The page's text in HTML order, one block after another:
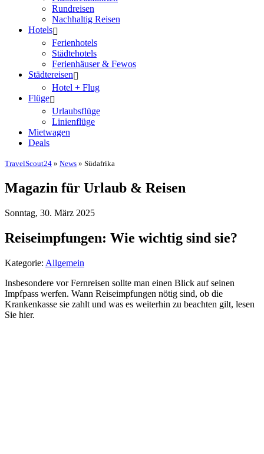
Rundreisen
Nachhaltig Reisen
Hotels
Ferienhotels
Städtehotels
Ferienhäuser & Fewos
Städtereisen
Hotel + Flug
Flüge
Urlaubsflüge
Linienflüge
Mietwagen
Deals
TravelScout24 » News » Südafrika
Magazin für Urlaub & Reisen
Sonntag, 30. März 2025
Reiseimpfungen: Wie wichtig sind sie?
Kategorie: Allgemein
Insbesondere vor Fernreisen sollte man einen Blick auf seinen
Impfpass werfen. Wann Reiseimpfungen nötig sind, ob die
Krankenkasse sie zahlt und was es weiterhin zu beachten gilt, lesen
Sie hier.